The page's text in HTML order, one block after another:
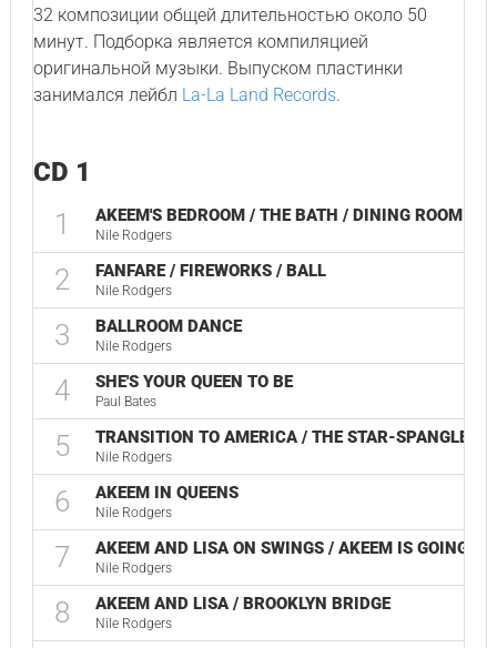
32 композиции общей длительностью около 50
минут. Подборка является компиляцией
оригинальной музыки. Выпуском пластинки
занимался лейбл La-La Land Records.
CD 1
1 AKEEM'S BEDROOM / THE BATH / DINING ROOM
Nile Rodgers
2 FANFARE / FIREWORKS / BALL
Nile Rodgers
3 BALLROOM DANCE
Nile Rodgers
4 SHE'S YOUR QUEEN TO BE
Paul Bates
5 TRANSITION TO AMERICA / THE STAR-SPANGLED
Nile Rodgers
6 AKEEM IN QUEENS
Nile Rodgers
7 AKEEM AND LISA ON SWINGS / AKEEM IS GOING TO
Nile Rodgers
8 AKEEM AND LISA / BROOKLYN BRIDGE
Nile Rodgers